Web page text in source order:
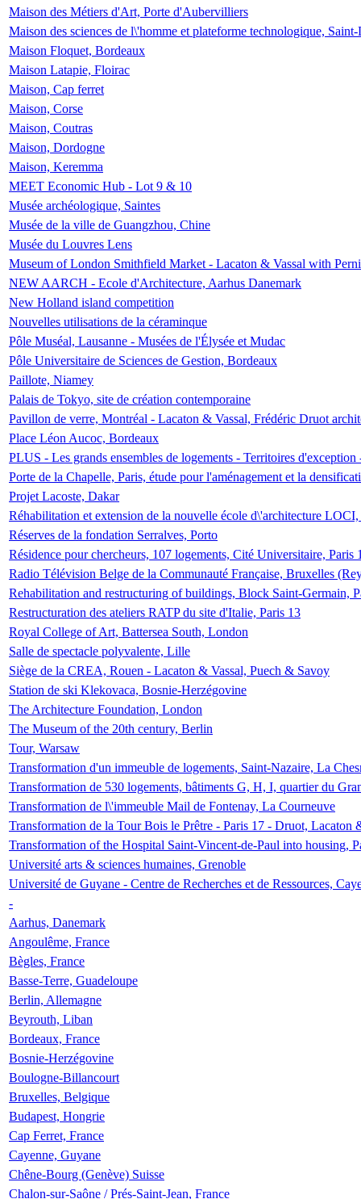
Maison des Métiers d'Art, Porte d'Aubervilliers
Maison des sciences de l\'homme et plateforme technologique,
Maison Floquet, Bordeaux
Maison Latapie, Floirac
Maison, Cap ferret
Maison, Corse
Maison, Coutras
Maison, Dordogne
Maison, Keremma
MEET Economic Hub - Lot 9 & 10
Musée archéologique, Saintes
Musée de la ville de Guangzhou, Chine
Musée du Louvres Lens
Museum of London Smithfield Market - Lacaton & Vassal with
NEW AARCH - Ecole d'Architecture, Aarhus Danemark
New Holland island competition
Nouvelles utilisations de la céraminque
Pôle Muséal, Lausanne - Musées de l'Élysée et Mudac
Pôle Universitaire de Sciences de Gestion, Bordeaux
Paillote, Niamey
Palais de Tokyo, site de création contemporaine
Pavillon de verre, Montréal - Lacaton & Vassal, Frédéric Druot
Place Léon Aucoc, Bordeaux
PLUS - Les grands ensembles de logements - Territoires
Porte de la Chapelle, Paris, étude pour l'aménagement et la
Projet Lacoste, Dakar
Réhabilitation et extension de la nouvelle école d\'architecture
Réserves de la fondation Serralves, Porto
Résidence pour chercheurs, 107 logements, Cité Universitaire, Paris
Radio Télévision Belge de la Communauté Française, Bruxelles
Rehabilitation and restructuring of buildings, Block Saint-Germain,
Restructuration des ateliers RATP du site d'Italie, Paris 13
Royal College of Art, Battersea South, London
Salle de spectacle polyvalente, Lille
Siège de la CREA, Rouen - Lacaton & Vassal, Puech & Savoy
Station de ski Klekovaca, Bosnie-Herzégovine
The Architecture Foundation, London
The Museum of the 20th century, Berlin
Tour, Warsaw
Transformation d'un immeuble de logements, Saint-Nazaire, La
Transformation de 530 logements, bâtiments G, H, I, quartier du
Transformation de l\'immeuble Mail de Fontenay, La Courneuve
Transformation de la Tour Bois le Prêtre - Paris 17 - Druot, Lacaton
Transformation of the Hospital Saint-Vincent-de-Paul into housing,
Université arts & sciences humaines, Grenoble
Université de Guyane - Centre de Recherches et de Ressources,
-
Aarhus, Danemark
Angoulême, France
Bègles, France
Basse-Terre, Guadeloupe
Berlin, Allemagne
Beyrouth, Liban
Bordeaux, France
Bosnie-Herzégovine
Boulogne-Billancourt
Bruxelles, Belgique
Budapest, Hongrie
Cap Ferret, France
Cayenne, Guyane
Chêne-Bourg (Genève) Suisse
Chalon-sur-Saône / Prés-Saint-Jean, France